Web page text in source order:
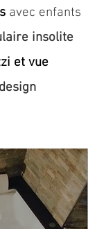
avec enfants
insolite
et vue